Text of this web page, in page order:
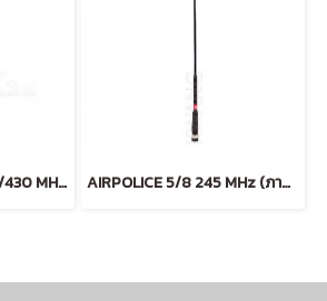
DIAMOND RH701 144/430 MHz (ฺBLACK) AIRPOLICE 5/8 245 MHz (ภาคสนาม)